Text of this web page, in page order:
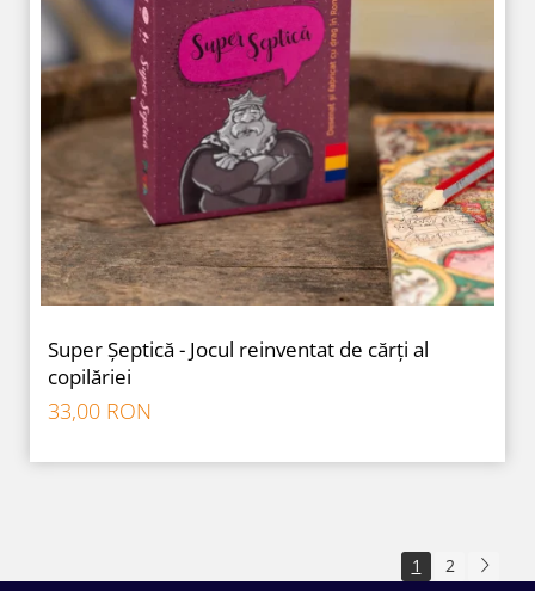
Super Șeptică - Jocul reinventat de cărți al
copilăriei
33,00 RON
1 2